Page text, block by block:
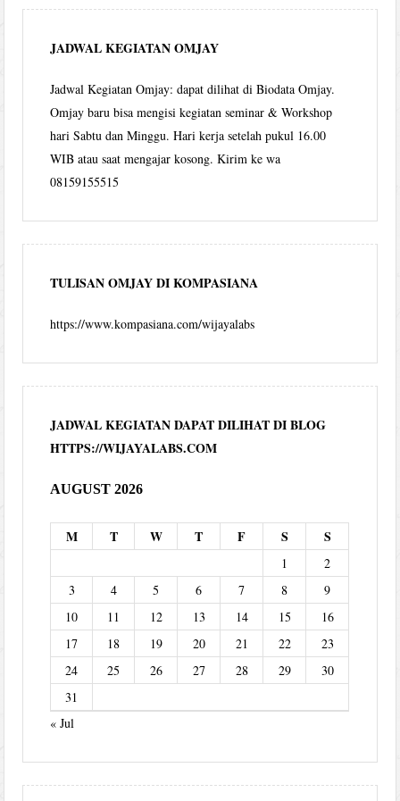
JADWAL KEGIATAN OMJAY
Jadwal Kegiatan Omjay: dapat dilihat di Biodata Omjay.
Omjay baru bisa mengisi kegiatan seminar & Workshop
hari Sabtu dan Minggu. Hari kerja setelah pukul 16.00
WIB atau saat mengajar kosong. Kirim ke wa
08159155515
TULISAN OMJAY DI KOMPASIANA
https://www.kompasiana.com/wijayalabs
JADWAL KEGIATAN DAPAT DILIHAT DI BLOG
HTTPS://WIJAYALABS.COM
AUGUST 2026
M T W T F S S
1
2
3
4 5 6 7 8
9
10
11 12 13 14 15
16
17
18 19 20 21 22
23
24
25 26 27 28 29
30
31
« Jul